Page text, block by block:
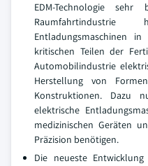
EDM-Technologie
Entladungsmaschinen
kritischen Teilen der
Automobilindustrie
Herstellung von
Konstruktionen. Dazu
elektrische
medizinischen Geräten
Präzision benötigen.
Die neueste